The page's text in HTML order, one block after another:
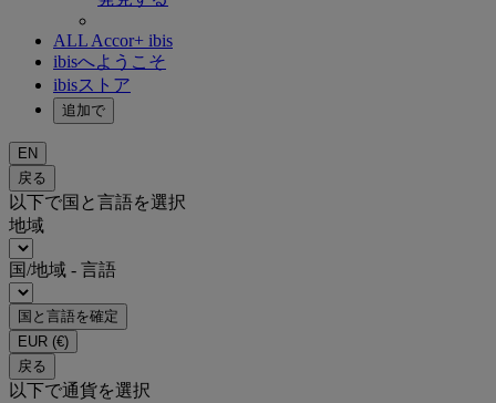
ALL Accor+ ibis
ibisへようこそ
ibisストア
追加で
EN
戻る
以下で国と言語を選択
地域
国/地域 - 言語
国と言語を確定
EUR (€)
戻る
以下で通貨を選択